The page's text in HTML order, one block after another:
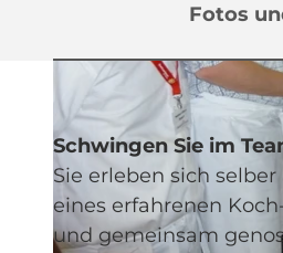
Fotos
Schwingen Sie im
Sie erleben sich
eines erfahrenen
und gemeinsam